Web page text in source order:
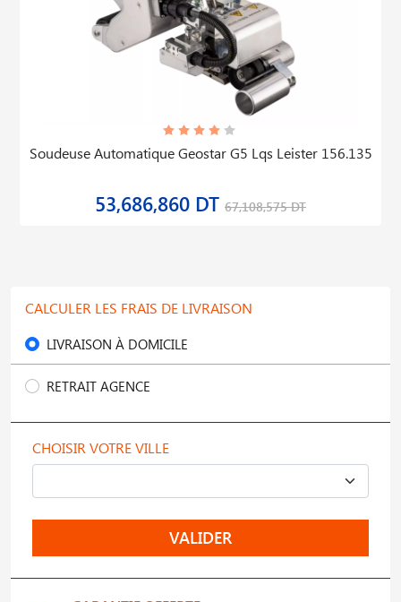
Soudeuse Automatique Geostar G5 Lqs Leister 156.135
53,686,860 DT 67,108,575 DT
CALCULER LES FRAIS DE LIVRAISON
LIVRAISON À DOMICILE
RETRAIT AGENCE
CHOISIR VOTRE VILLE
VALIDER